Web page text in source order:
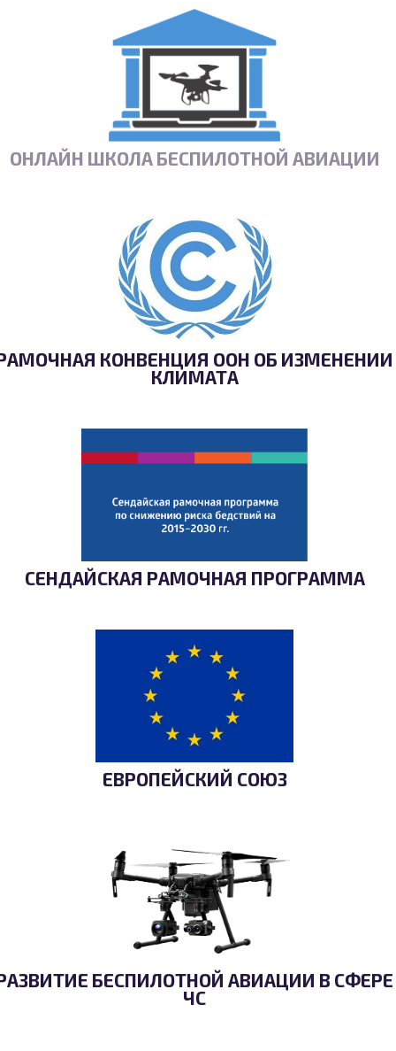
ОНЛАЙН ШКОЛА БЕСПИЛОТНОЙ АВИАЦИИ
КОНВЕНЦИЯ ООН ОБ ИЗМЕНЕНИИ
КЛИМАТА
СЕНДАЙСКАЯ РАМОЧНАЯ ПРОГРАММА
ЕВРОПЕЙСКИЙ СОЮЗ
БЕСПИЛОТНОЙ АВИАЦИИ В СФЕРЕ
ЧС